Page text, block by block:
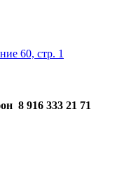
60, стр. 1
8 916 333 21 71